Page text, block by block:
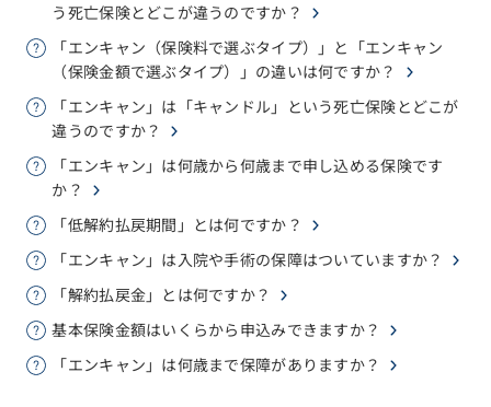
う死亡保険とどこが違うのですか？
「エンキャン（保険料で選ぶタイプ）」と「エンキャン
（保険金額で選ぶタイプ）」の違いは何ですか？
「エンキャン」は「キャンドル」という死亡保険とどこが
違うのですか？
「エンキャン」は何歳から何歳まで申し込める保険です
か？
「低解約払戻期間」とは何ですか？
「エンキャン」は入院や手術の保障はついていますか？
「解約払戻金」とは何ですか？
基本保険金額はいくらから申込みできますか？
「エンキャン」は何歳まで保障がありますか？